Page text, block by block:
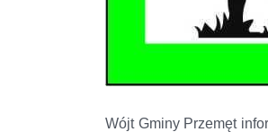
Wójt Gminy Przemęt